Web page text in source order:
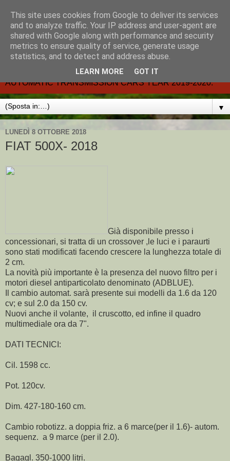
CARMATIC-®-All about
automatic cars.
Dal 2002- email.-marcvent@inwind.it.- NEW BOOK-
AUTOMATIC TRANSMISSION CARS YEAR 2019-2020.
▼
LUNEDÌ 8 OTTOBRE 2018
FIAT 500X- 2018
Già disponibile presso i
concessionari, si tratta di un crossover ,le luci e i paraurti
sono stati modificati facendo crescere la lunghezza totale di
2 cm.
La novità più importante è la presenza del nuovo filtro per i
motori diesel antiparticolato denominato (ADBLUE).
Il cambio automat. sarà presente sui modelli da 1.6 da 120
cv; e sul 2.0 da 150 cv.
Nuovi anche il volante, il cruscotto, ed infine il quadro
multimediale ora da 7".
DATI TECNICI:
Cil. 1598 cc.
Pot. 120cv.
Dim. 427-180-160 cm.
Cambio robotizz. a doppia friz. a 6 marce(per il 1.6)- autom.
sequenz. a 9 marce (per il 2.0).
Bagagl. 350-1000 litri.
This site uses cookies from Google to deliver its services
and to analyze traffic. Your IP address and user-agent are
shared with Google along with performance and security
metrics to ensure quality of service, generate usage
statistics, and to detect and address abuse.
LEARN MORE GOT IT